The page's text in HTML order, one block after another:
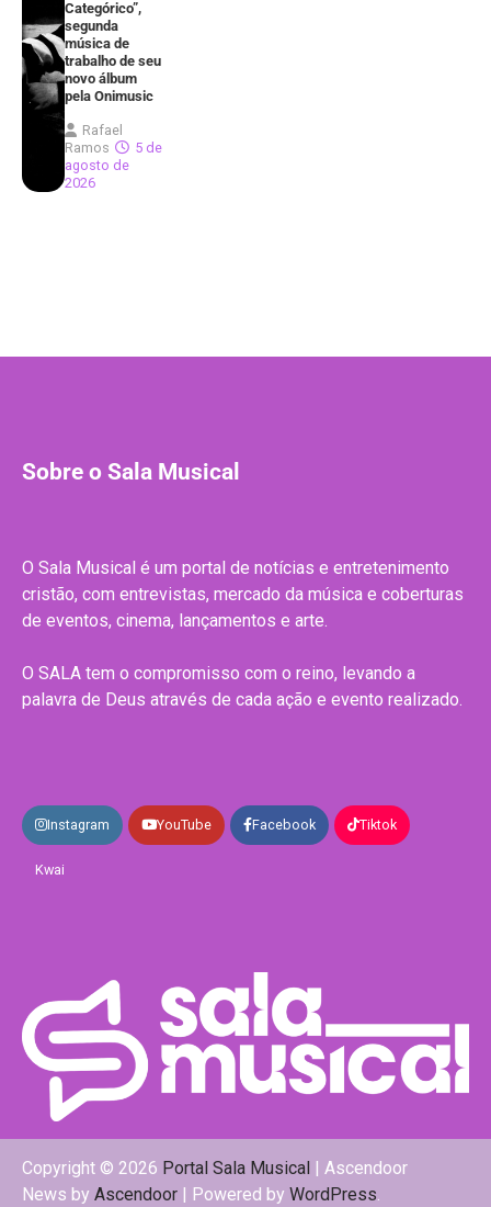
Categórico”,
segunda
música de
trabalho de seu
novo álbum
pela Onimusic
Rafael
Ramos
5 de
agosto de
2026
Sobre o Sala Musical
O Sala Musical é um portal de notícias e entretenimento
cristão, com entrevistas, mercado da música e coberturas
de eventos, cinema, lançamentos e arte.
O SALA tem o compromisso com o reino, levando a
palavra de Deus através de cada ação e evento realizado.
Instagram YouTube Facebook Tiktok
Kwai
Copyright © 2026 Portal Sala Musical | Ascendoor
News by Ascendoor | Powered by WordPress.